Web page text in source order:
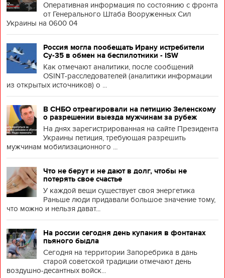
Оперативная информация по состоянию с фронта
от Генерального Штаба Вооруженных Сил
Украины на 0600 04
Россия могла пообещать Ирану истребители
Су-35 в обмен на беспилотники - ISW
Как отмечают аналитики, после сообщений
OSINT-расследователей (аналитики информации
из открытых источников) о ...
В СНБО отреагировали на петицию Зеленскому
о разрешении выезда мужчинам за рубеж
На днях зарегистрированная на сайте Президента
Украины петиция, требующая разрешить
мужчинам мобилизационного ...
Что не берут и не дают в долг, чтобы не
потерять свое счастье
У каждой вещи существует своя энергетика
Раньше люди придавали большое значение тому,
что можно и нельзя дават...
На россии сегодня день купания в фонтанах
пьяного быдла
Сегодня на территории Запоребрика в дань
старой советской традиции отмечают день
воздушно-десантных войск...